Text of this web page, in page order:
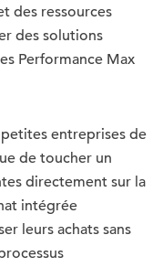
des ressources
des solutions
Performance Max
petites entreprises de
de toucher un
directement sur la
intégrée
leurs achats sans